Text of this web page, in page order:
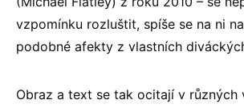
vzpomínku rozluštit, spíše se na ni
podobné afekty z vlastních
Obraz a text se tak ocitají v různých